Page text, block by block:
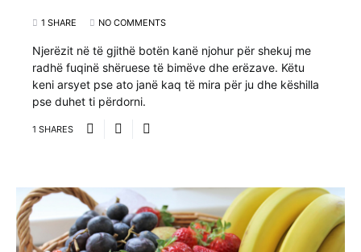
1 SHARE NO COMMENTS
Njerëzit në të gjithë botën kanë njohur për shekuj me
radhë fuqinë shëruese të bimëve dhe erëzave. Këtu
keni arsyet pse ato janë kaq të mira për ju dhe këshilla
pse duhet ti përdorni.
1 SHARES